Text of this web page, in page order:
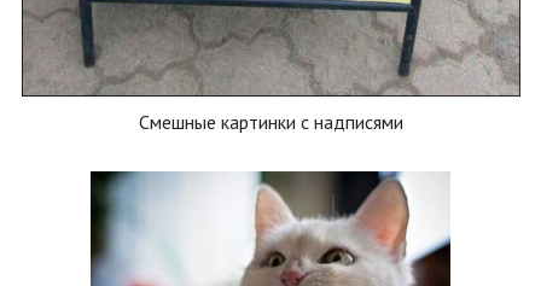
Смешные картинки с надписями